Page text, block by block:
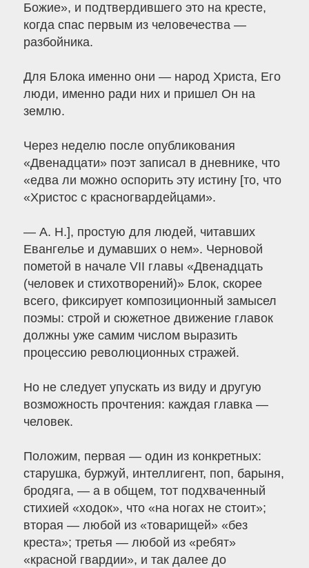
Божие», и подтвердившего это на кресте,
когда спас первым из человечества —
разбойника.
Для Блока именно они — народ Христа, Его
люди, именно ради них и пришел Он на
землю.
Через неделю после опубликования
«Двенадцати» поэт записал в дневнике, что
«едва ли можно оспорить эту истину [то, что
«Христос с красногвардейцами».
— А. Н.], простую для людей, читавших
Евангелье и думавших о нем». Черновой
пометой в начале VII главы «Двенадцать
(человек и стихотворений)» Блок, скорее
всего, фиксирует композиционный замысел
поэмы: строй и сюжетное движение главок
должны уже самим числом выразить
процессию революционных стражей.
Но не следует упускать из виду и другую
возможность прочтения: каждая главка —
человек.
Положим, первая — один из конкретных:
старушка, буржуй, интеллигент, поп, барыня,
бродяга, — а в общем, тот подхваченный
стихией «ходок», что «на ногах не стоит»;
вторая — любой из «товарищей» «без
креста»; третья — любой из «ребят»
«красной гвардии», и так далее до